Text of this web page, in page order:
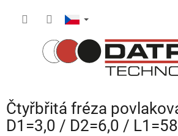
Čtyřbřitá fréza
D1=3,0 / D2=6,0 /